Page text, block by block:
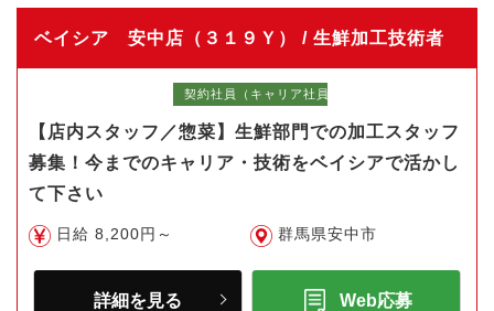
ベイシア 安中店（３１９Ｙ） / 生鮮加工技術者
契約社員（キャリア社員）
【店内スタッフ／惣菜】生鮮部門での加工スタッフ
募集！今までのキャリア・技術をベイシアで活かし
て下さい
日給 8,200円～ 群馬県安中市
詳細を見る Web応募